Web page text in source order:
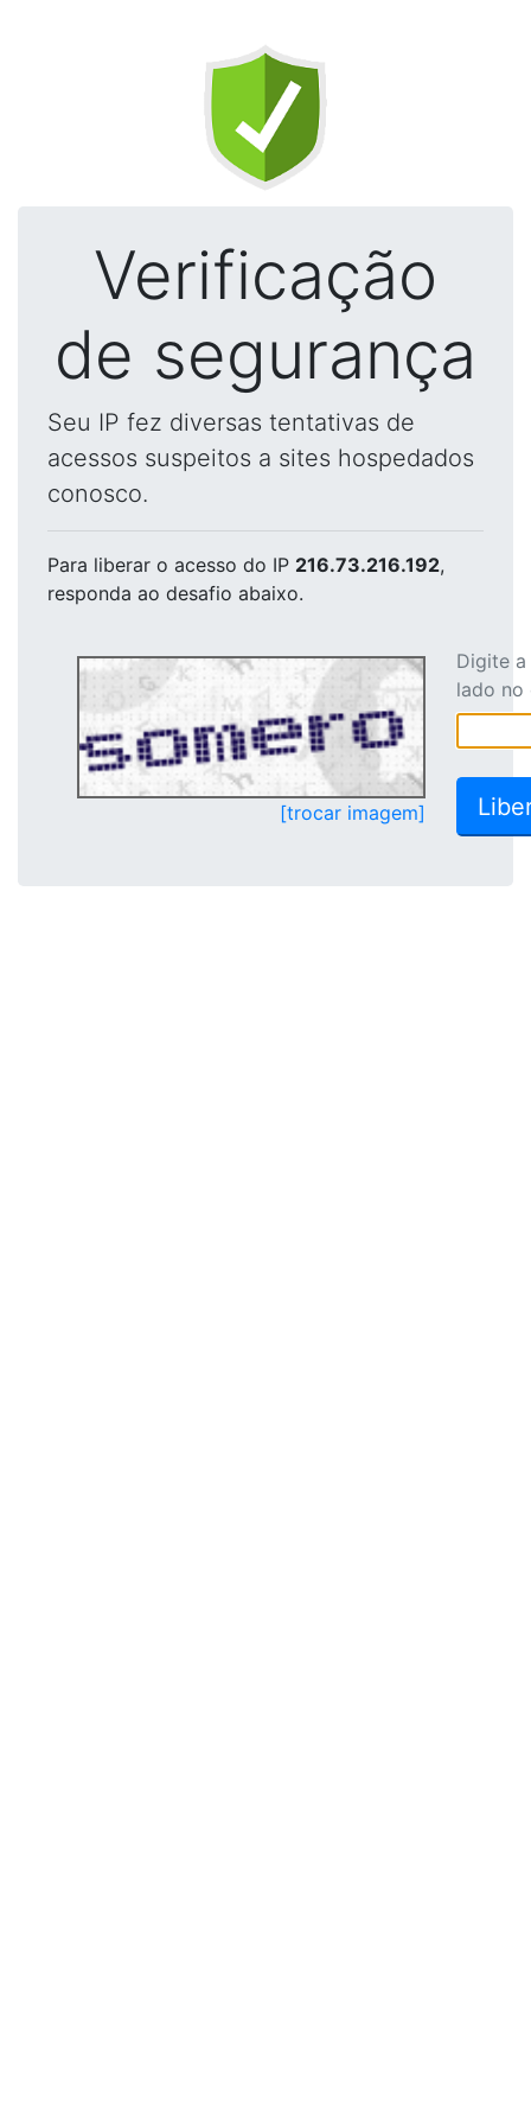
Verificação
de segurança
Seu IP fez diversas tentativas de
acessos suspeitos a sites hospedados
conosco.
Para liberar o acesso do IP 216.73.216.192,
responda ao desafio abaixo.
[trocar imagem]
Digite
lado no